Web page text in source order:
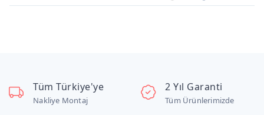
Tüm Türkiye'ye
Nakliye Montaj
2 Yıl Garanti
Tüm Ürünlerimizde